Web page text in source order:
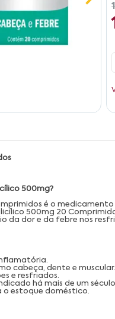
500mg?
é o
500mg 20
da dor e da febre nos
cabeça, dente e muscular.
e resfriados.
há mais de um
o estoque doméstico.